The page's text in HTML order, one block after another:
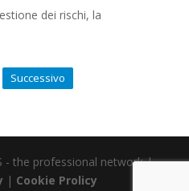
dei rischi, la
Successivo
- the professional network |
| Cookie Prolicy